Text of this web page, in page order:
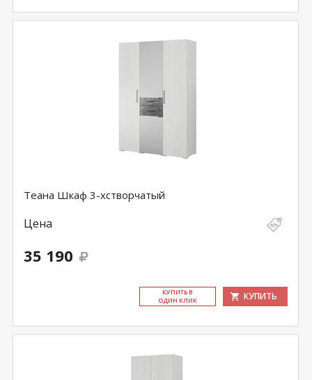
Теана Шкаф 3-хстворчатый
Цена
35 190
КУ­ПИТЬ В
ОДИН КЛИК
КУПИТЬ